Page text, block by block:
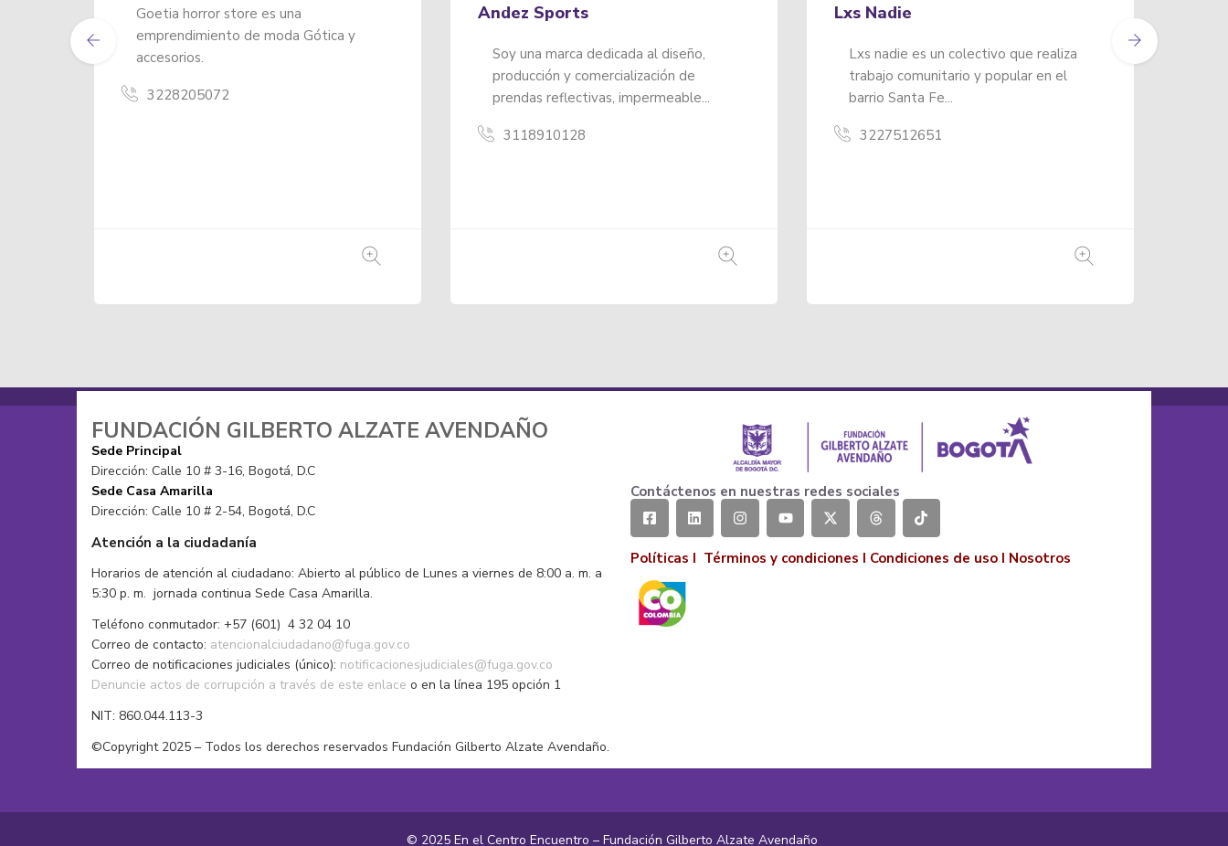
Andez Sports
Soy una marca dedicada al diseño,
prendas reflectivas, impermeable...
Lxs Nadie
Lxs nadie es un colectivo que realiza
trabajo comunitario y popular en el
barrio Santa Fe...
3227512651
Nuestro taller diseña Joyería artesanal
convencionales...
Plaza de la concordia L.14, Bogotá,
FUNDACIÓN GILBERTO ALZATE AVENDAÑO
Sede Principal
Dirección: Calle 10 # 3-16, Bogotá, D.C
Sede Casa Amarilla
Dirección: Calle 10 # 2-54, Bogotá, D.C
Atención a la ciudadanía
Horarios de atención al ciudadano: Abierto al público de Lunes a viernes de 8:00 a. m. a
5:30 p. m. jornada continua Sede Casa Amarilla.
Teléfono conmutador: +57 (601) 4 32 04 10
Correo de contacto: atencionalciudadano@fuga.gov.co
Correo de notificaciones judiciales (único): notificacionesjudiciales@fuga.gov.co
Denuncie actos de corrupción a través de este enlace o en la línea 195 opción 1
NIT: 860.044.113-3
©Copyright 2025 – Todos los derechos reservados Fundación Gilberto Alzate Avendaño.
Contáctenos en nuestras redes sociales
Políticas I Términos y condiciones I Condiciones de uso I Nosotros
© 2025 En el Centro Encuentro – Fundación Gilberto Alzate Avendaño